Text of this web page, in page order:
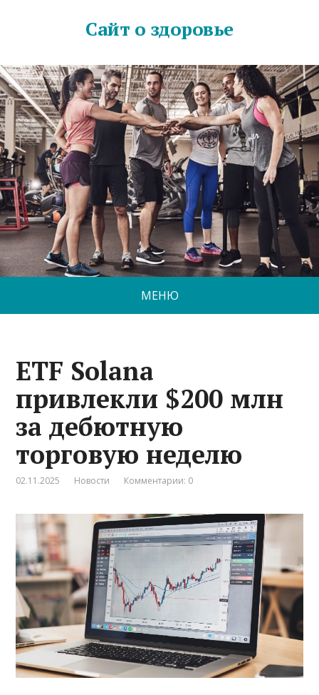
Сайт о здоровье
МЕНЮ
ETF Solana
привлекли $200 млн
за дебютную
торговую неделю
02.11.2025 Новости Комментарии: 0